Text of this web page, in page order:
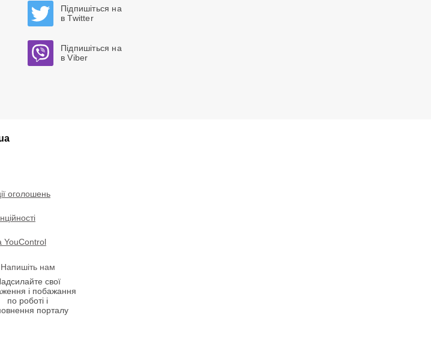
Підпишіться на
в Twitter
Підпишіться на
в Viber
оголошень
YouControl
Напишіть нам
свої
і побажання
по роботі і
порталу